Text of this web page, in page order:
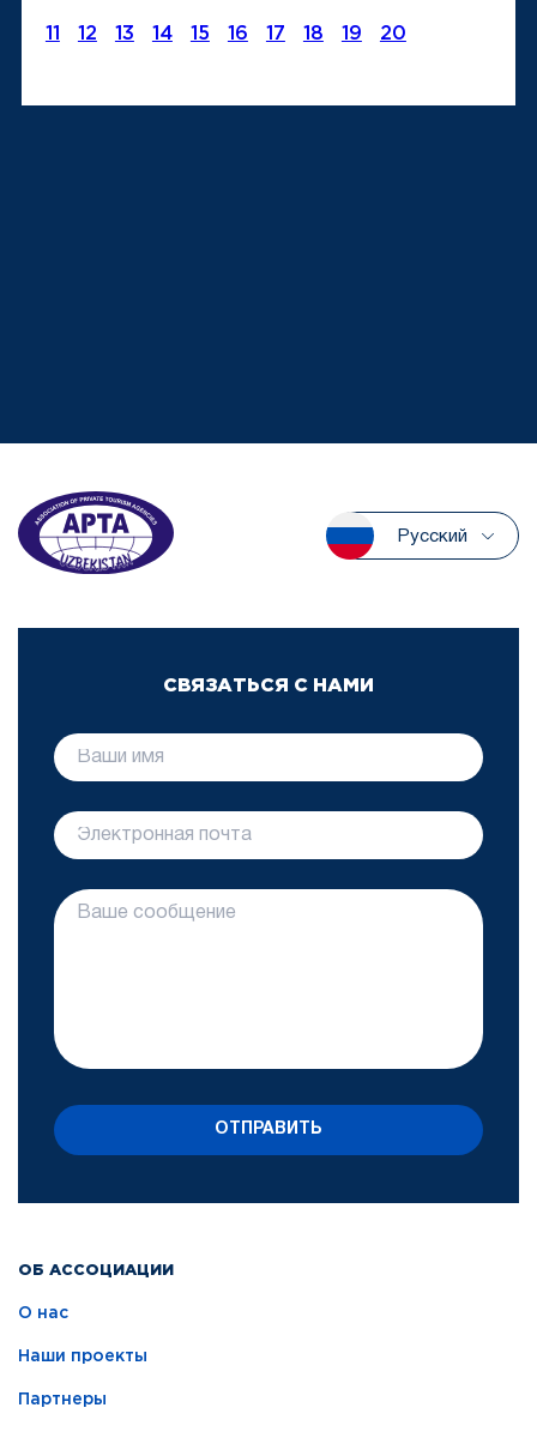
11 12 13 14 15 16 17 18 19 20
Русский
ОБ АССОЦИАЦИИ
О нас
Наши проекты
Партнеры
СВЯЗАТЬСЯ С НАМИ
ОТПРАВИТЬ